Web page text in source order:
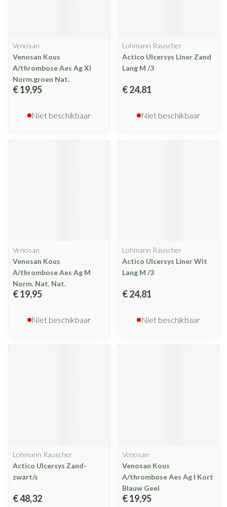
Venosan
Venosan Kous
A/thrombose Aes Ag Xl
Norm.groen Nat.
€ 19,95
Niet beschikbaar
Lohmann Rauscher
Actico Ulcersys Liner Zand
Lang M /3
€ 24,81
Niet beschikbaar
Venosan
Venosan Kous
A/thrombose Aes Ag M
Norm. Nat. Nat.
€ 19,95
Niet beschikbaar
Lohmann Rauscher
Actico Ulcersys Liner Wit
Lang M /3
€ 24,81
Niet beschikbaar
Lohmann Rauscher
Actico Ulcersys Zand-
zwart/s
€ 48,32
Venosan
Venosan Kous
A/thrombose Aes Ag l Kort
Blauw Geel
€ 19,95